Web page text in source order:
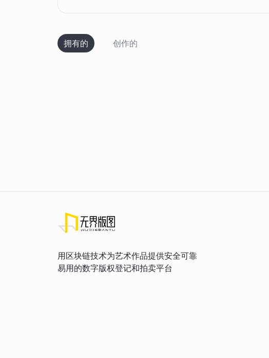
拥有的 创作的
用区块链技术为艺术作品提供安全可靠
易用的数字版权登记和拍卖平台